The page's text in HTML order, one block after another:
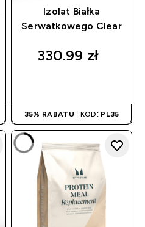
Izolat Białka
Serwatkowego Clear
330.99 zł‎
35% RABATU | KOD: PL35